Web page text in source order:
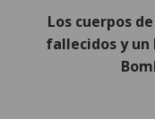
Los cuerpos
fallecidos y un